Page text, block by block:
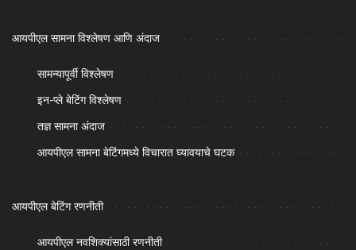
आयपीएल सामना विश्लेषण आणि अंदाज
सामन्यापूर्वी विश्लेषण
इन-प्ले बेटिंग विश्लेषण
तज्ञ सामना अंदाज
आयपीएल सामना बेटिंगमध्ये विचारात घ्यावयाचे घटक
आयपीएल बेटिंग रणनीती
आयपीएल नवशिक्यांसाठी रणनीती